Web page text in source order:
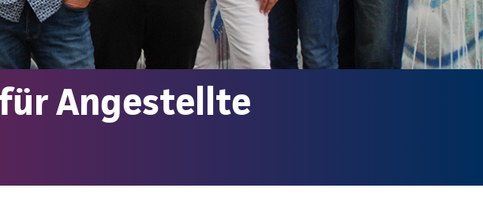
Angestellte